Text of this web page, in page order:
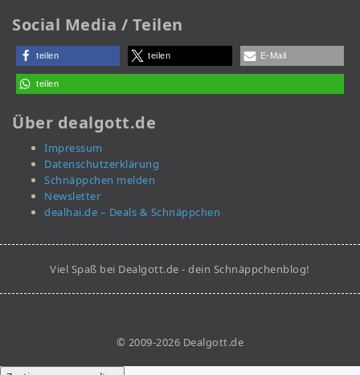
Social Media / Teilen
teilen teilen E-Mail
teilen
Über dealgott.de
Impressum
Datenschutzerklärung
Schnäppchen melden
Newsletter
dealhai.de – Deals & Schnäppchen
Viel Spaß bei Dealgott.de - dein Schnäppchenblog!
© 2009-2026 Dealgott.de